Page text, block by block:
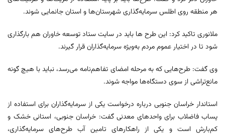
هر منطقه روی اطلس سرمایه‌گذاری شهرستان‌ها و استان جانمایی شوند.
ملانوری تاکید کرد: این طرح ها باید در سایت ستاد توسعه خاوران هم بارگذاری
شود تا در اختیار عموم مردم به‌ویژه سرمایه‌گذاران قرار گیرند.
وی گفت: طرح‌هایی که به مرحله امضای تفاهم‌نامه می‌رسد، نباید با هیچ گونه
مانع‌تراشی از سوی دستگاه‌ها مواجه شوند.
استاندار خراسان جنوبی درباره درخواست یکی از سرمایه‌گذاران برای استفاده از
پساب فاضلاب برای واحدهای معدنی گفت: خراسان جنوبی، استانی خشک و
کم‌بارش است و یکی از راهکارهای تامین آب طرح‌های سرمایه‌گذاری،